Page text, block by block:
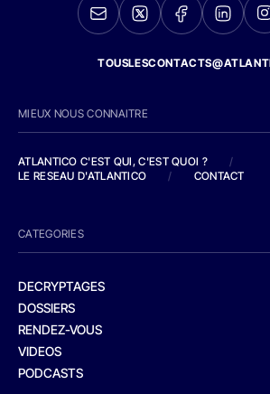
MIEUX NOUS CONNAITRE
ATLANTICO C'EST QUI, C'EST QUOI ?
/
LE RESEAU D'ATLANTICO
/ CONTACT
CATEGORIES
DECRYPTAGES
DOSSIERS
RENDEZ-VOUS
VIDEOS
PODCASTS